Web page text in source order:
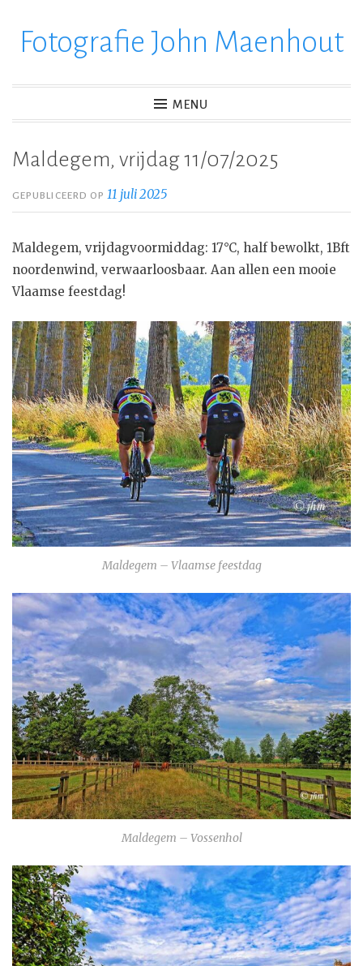
verderFotografie John Maenhout
MENU
Maldegem, vrijdag 11/07/2025
GEPUBLICEERD OP11 juli 2025
Maldegem, vrijdagvoormiddag: 17°C, half bewolkt, 1Bft
noordenwind, verwaarloosbaar. Aan allen een mooie
Vlaamse feestdag!
Maldegem – Vlaamse feestdag
Maldegem – Vossenhol